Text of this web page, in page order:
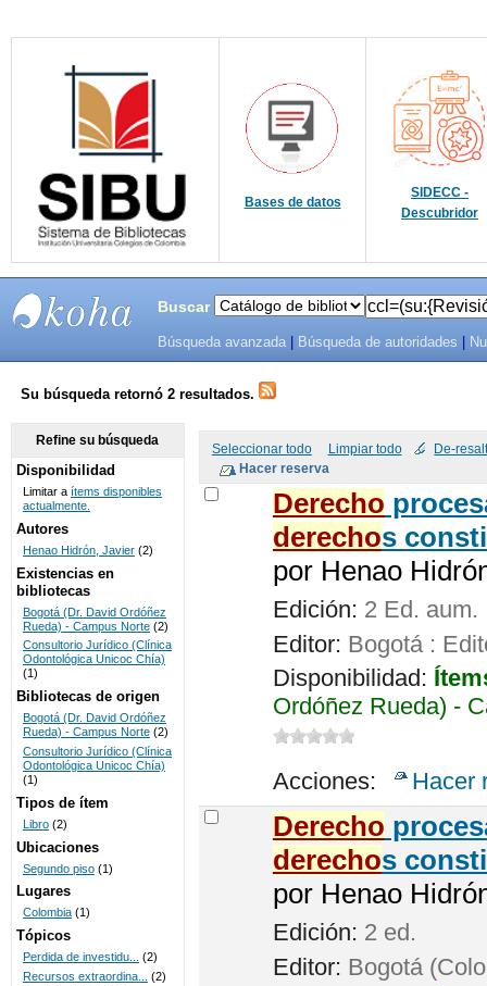
Bases de datos
SIDECC -
Descubridor
SISTEMAS
DE
BIBLIOTECAS
UNICOC
Buscar
Búsqueda avanzada Búsqueda de autoridades
Su búsqueda retornó 2 resultados.
Seleccionar todo Limpiar todo De-
Derecho
derechos
por Henao
Edición: 2 Ed. aum.
Editor: Bogotá :
Disponibilidad:
Ordóñez Rueda) -
Acciones: Hacer
Derecho
derechos
por Henao
Edición: 2 ed.
Editor: Bogotá
Refine su búsqueda
Disponibilidad
Limitar a ítems disponibles
actualmente.
Autores
Henao Hidrón, Javier (2)
Existencias en
bibliotecas
Bogotá (Dr. David Ordóñez
Rueda) - Campus Norte (2)
Consultorio Jurídico (Clínica
Odontológica Unicoc Chía)
(1)
Bibliotecas de origen
Bogotá (Dr. David Ordóñez
Rueda) - Campus Norte (2)
Consultorio Jurídico (Clínica
Odontológica Unicoc Chía)
(1)
Tipos de ítem
Libro (2)
Ubicaciones
Segundo piso (1)
Lugares
Colombia (1)
Tópicos
Perdida de investidu... (2)
Recursos extraordina...
(2)